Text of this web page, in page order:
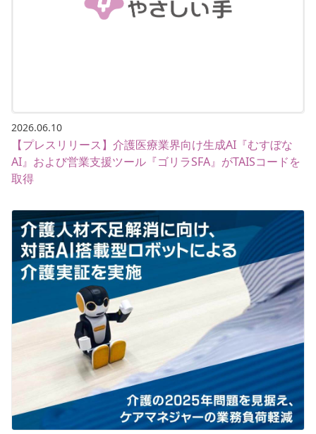
2026.06.10
【プレスリリース】介護医療業界向け生成AI『むすぼな
AI』および営業支援ツール『ゴリラSFA』がTAISコードを
取得